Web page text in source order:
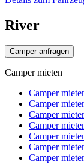
River
Camper anfragen
Camper mieten
Camper
Camper
Camper
Camper
Camper
Camper
Camper